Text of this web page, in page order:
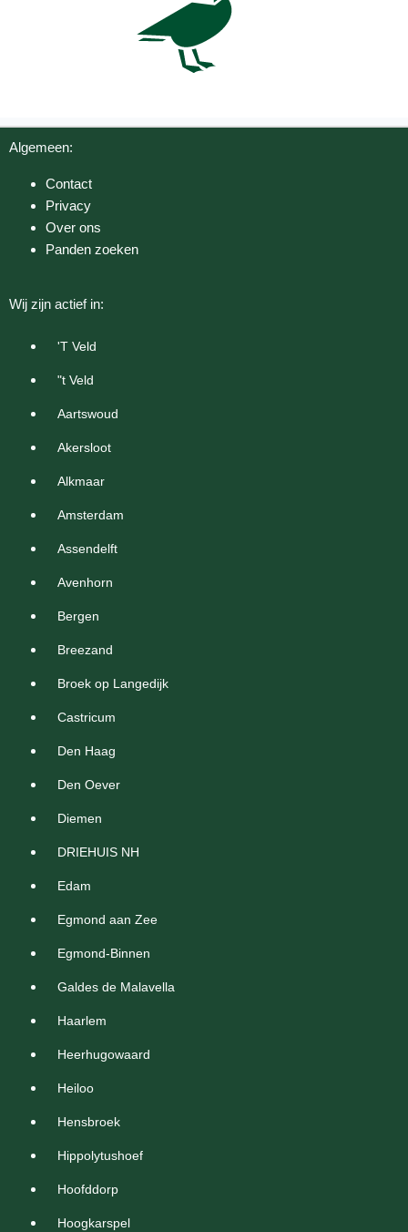
Algemeen:
Contact
Privacy
Over ons
Panden zoeken
Wij zijn actief in:
'T Veld
"t Veld
Aartswoud
Akersloot
Alkmaar
Amsterdam
Assendelft
Avenhorn
Bergen
Breezand
Broek op Langedijk
Castricum
Den Haag
Den Oever
Diemen
DRIEHUIS NH
Edam
Egmond aan Zee
Egmond-Binnen
Galdes de Malavella
Haarlem
Heerhugowaard
Heiloo
Hensbroek
Hippolytushoef
Hoofddorp
Hoogkarspel